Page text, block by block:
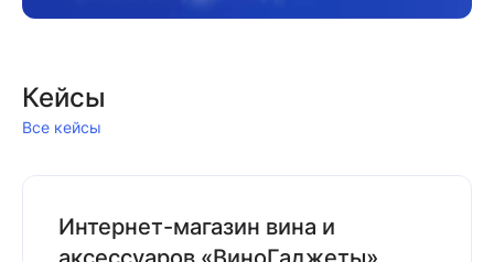
Кейсы
Все кейсы
Интернет-магазин вина и